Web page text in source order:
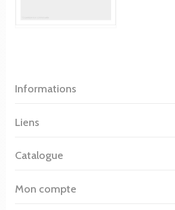
Informations
Liens
Catalogue
Mon compte